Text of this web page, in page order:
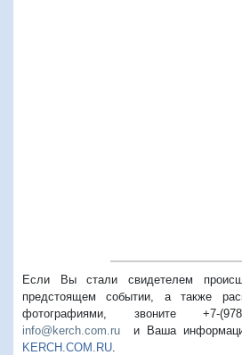
Если Вы стали свидетелем
предстоящем событии, а также
фотографиями, звоните +7-
info@kerch.com.ru и Ваша
KERCH.COM.RU